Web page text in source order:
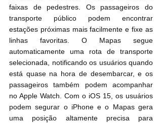
faixas de pedestres. Os passageiros do
transporte público podem encontrar
estações próximas mais facilmente e fixe as
linhas favoritas. O Mapas segue
automaticamente uma rota de transporte
selecionada, notificando os usuários quando
está quase na hora de desembarcar, e os
passageiros também podem acompanhar
no Apple Watch. Com o iOS 15, os usuários
podem segurar o iPhone e o Mapas gera
uma posição altamente precisa para